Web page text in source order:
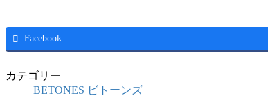
Facebook
カテゴリー
BETONES ビトーンズ